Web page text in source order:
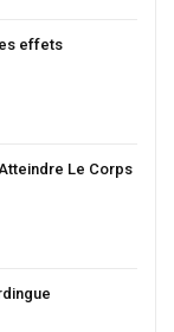
effets
Le Corps